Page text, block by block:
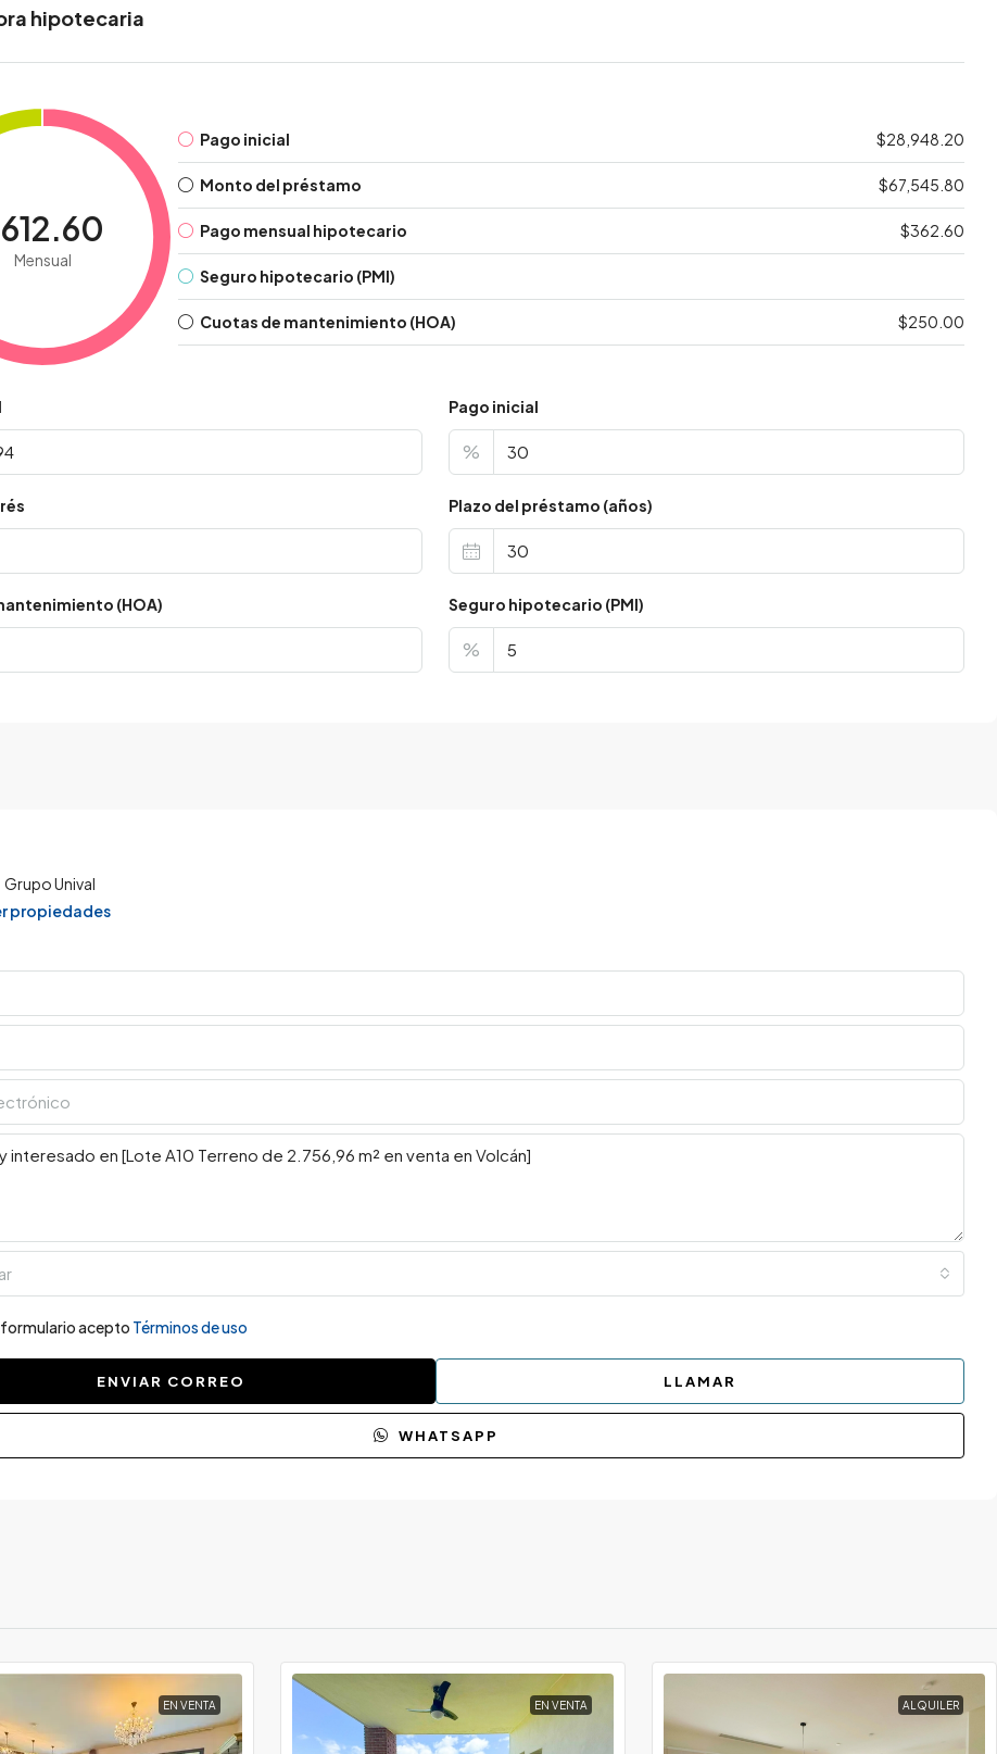
hipotecaria
Mensual
Pago inicial $28,948.20
Monto del préstamo $67,545.80
Pago mensual hipotecario $362.60
Seguro hipotecario (PMI)
Cuotas de mantenimiento (HOA) $250.00
Pago inicial
%
Plazo del préstamo (años)
(HOA) Seguro hipotecario (PMI)
%
Grupo Unival
propiedades
formulario acepto Términos de uso
ENVIAR CORREO LLAMAR
WHATSAPP
EN VENTA EN VENTA ALQUILER